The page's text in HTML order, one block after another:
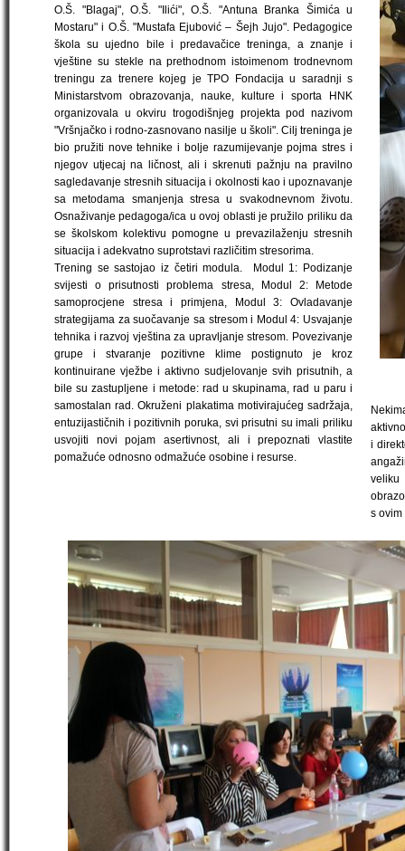
O.Š. "Blagaj", O.Š. "Ilići", O.Š. "Antuna Branka Šimića u
Mostaru" i O.Š. "Mustafa Ejubović – Šejh Jujo". Pedagogice
škola su ujedno bile i predavačice treninga, a znanje i
vještine su stekle na prethodnom istoimenom trodnevnom
treningu za trenere kojeg je TPO Fondacija u saradnji s
Ministarstvom obrazovanja, nauke, kulture i sporta HNK
organizovala u okviru trogodišnjeg projekta pod nazivom
"Vršnjačko i rodno-zasnovano nasilje u školi". Cilj treninga je
bio pružiti nove tehnike i bolje razumijevanje pojma stres i
njegov utjecaj na ličnost, ali i skrenuti pažnju na pravilno
sagledavanje stresnih situacija i okolnosti kao i upoznavanje
sa metodama smanjenja stresa u svakodnevnom životu.
Osnaživanje pedagoga/ica u ovoj oblasti je pružilo priliku da
se školskom kolektivu pomogne u prevazilaženju stresnih
situacija i adekvatno suprotstavi različitim stresorima.
Trening se sastojao iz četiri modula. Modul 1: Podizanje
svijesti o prisutnosti problema stresa, Modul 2: Metode
samoprocjene stresa i primjena, Modul 3: Ovladavanje
strategijama za suočavanje sa stresom i Modul 4: Usvajanje
tehnika i razvoj vještina za upravljanje stresom. Povezivanje
grupe i stvaranje pozitivne klime postignuto je kroz
kontinuirane vježbe i aktivno sudjelovanje svih prisutnih, a
bile su zastupljene i metode: rad u skupinama, rad u paru i
samostalan rad. Okruženi plakatima motivirajućeg sadržaja,
entuzijastičnih i pozitivnih poruka, svi prisutni su imali priliku
usvojiti novi pojam asertivnost, ali i prepoznati vlastite
pomažuće odnosno odmažuće osobine i resurse.
i
veliku
s